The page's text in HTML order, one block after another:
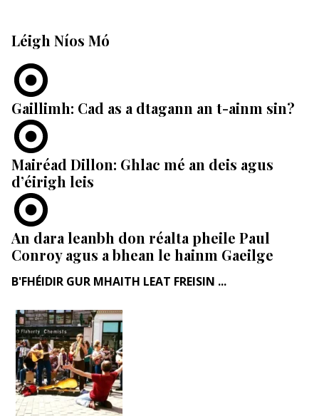
Léigh Níos Mó
Gaillimh: Cad as a dtagann an t-ainm sin?
Mairéad Dillon: Ghlac mé an deis agus
d’éirigh leis
An dara leanbh don réalta pheile Paul
Conroy agus a bhean le hainm Gaeilge
B'FHÉIDIR GUR MHAITH LEAT FREISIN ...